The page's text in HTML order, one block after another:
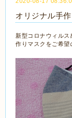
オリジナル手
新型コロナウィル
作りマスクをご希望